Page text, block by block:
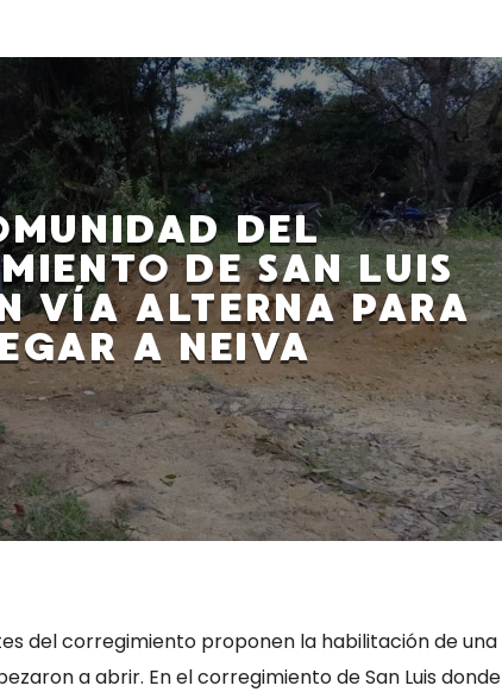
DEL
DE SAN LUIS
VÍA ALTERNA PARA
A NEIVA
del corregimiento proponen la habilitación de una
a abrir. En el corregimiento de San Luis donde